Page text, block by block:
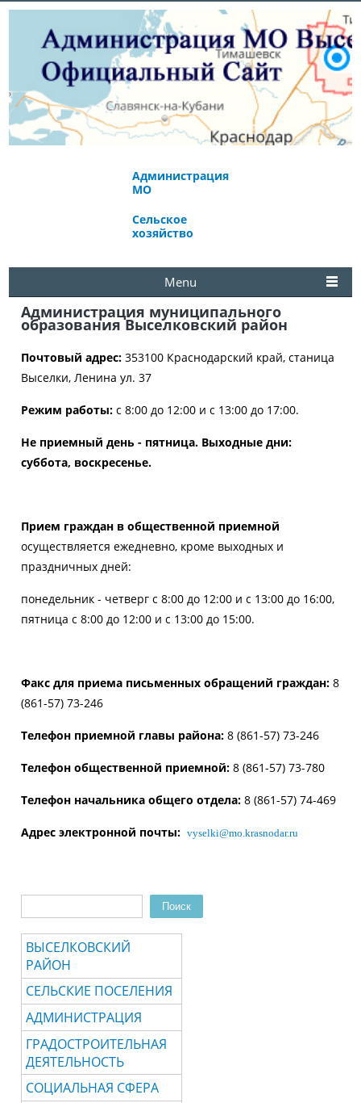
Администрация
МО
Сельское
хозяйство
Menu
Администрация муниципального
образования Выселковский район
Почтовый адрес: 353100 Краснодарский край, станица
Выселки,Ленина ул. 37
Режим работы: с 8:00 до 12:00 и с 13:00 до 17:00.
Не приемный день - пятница. Выходные дни:
суббота, воскресенье.
Прием граждан в общественной приемной
осуществляется ежедневно, кроме выходных и
праздничных дней:
понедельник - четверг с 8:00 до 12:00 и с 13:00 до 16:00,
пятница с 8:00 до 12:00 и с 13:00 до 15:00.
Факс для приема письменных обращений граждан: 8
(861-57) 73-246
Телефон приемной главы района: 8 (861-57) 73-246
Телефон общественной приемной: 8 (861-57) 73-780
Телефон начальника общего отдела: 8 (861-57) 74-469
Адрес электронной почты: vyselki@mo.krasnodar.ru
Поиск
ВЫСЕЛКОВСКИЙ
РАЙОН
СЕЛЬСКИЕ ПОСЕЛЕНИЯ
АДМИНИСТРАЦИЯ
ГРАДОСТРОИТЕЛЬНАЯ
ДЕЯТЕЛЬНОСТЬ
СОЦИАЛЬНАЯ СФЕРА